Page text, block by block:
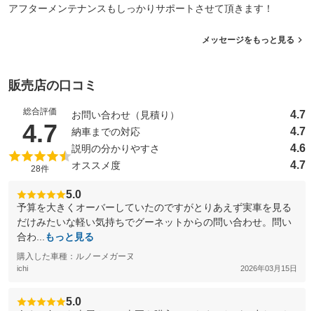
アフターメンテナンスもしっかりサポートさせて頂きます！
メッセージをもっと見る
販売店の口コミ
総合評価
4.7 （5点満点中）
28件
お問い合わせ（見積り） 4.7
納車までの対応 4.7
説明の分かりやすさ 4.6
オススメ度 4.7
5.0
予算を大きくオーバーしていたのですがとりあえず実車を見る
だけみたいな軽い気持ちでグーネットからの問い合わせ。問い
合わ...
もっと見る
購入した車種：ルノーメガーヌ
ichi 2026年03月15日
5.0